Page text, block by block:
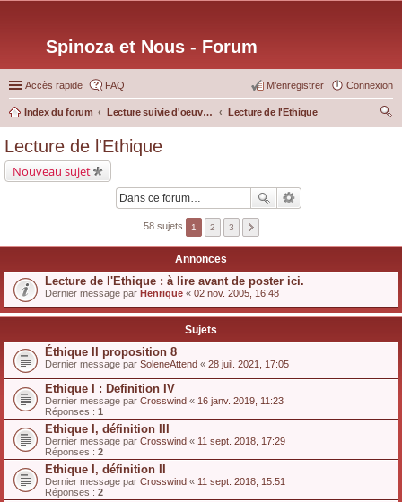
Spinoza et Nous - Forum
Accès rapide FAQ Connexion
M’enregistrer
Index du forum Lecture suivie d'oeuvres particulières
Lecture de l'Ethique
Lecture de l'Ethique
Nouveau sujet
58 sujets 1 2 3
Annonces
Lecture de l'Ethique : à lire avant de poster ici.
Dernier message par Henrique « 02 nov. 2005, 16:48
Sujets
Éthique II proposition 8
Dernier message par SoleneAttend « 28 juil. 2021, 17:05
Ethique I : Definition IV
Dernier message par Crosswind « 16 janv. 2019, 11:23
Réponses : 1
Ethique I, définition III
Dernier message par Crosswind « 11 sept. 2018, 17:29
Réponses : 2
Ethique I, définition II
Dernier message par Crosswind « 11 sept. 2018, 15:51
Réponses : 2